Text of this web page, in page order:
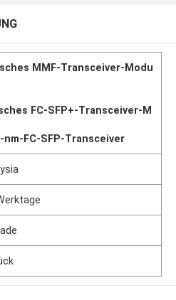
MMF-Transceiver-Modu
FC-SFP+-Transceiver-M
nm-FC-SFP-Transceiver